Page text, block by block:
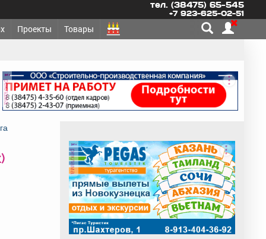
тел. (38475) 65-545
+7 923-625-02-51
Проекты Товары
реклама
реклама